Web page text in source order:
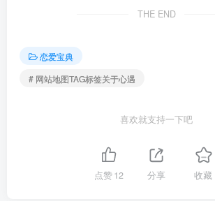
THE END
恋爱宝典
# 网站地图TAG标签关于心遇
喜欢就支持一下吧
点赞12 分享 收藏